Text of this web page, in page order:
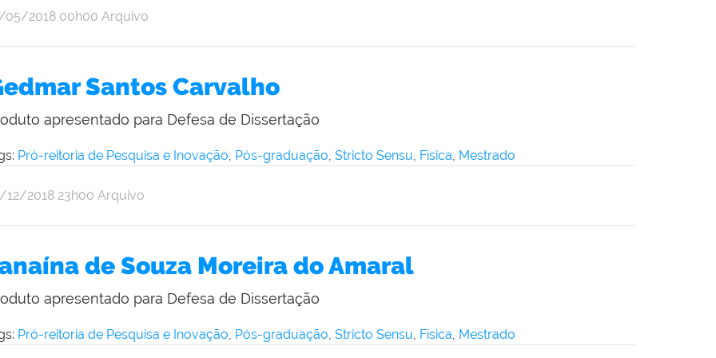
05/2018 00h00 Arquivo
Santos Carvalho
apresentado para Defesa de Dissertação
Pró-reitoria de Pesquisa e Inovação, Pós-graduação, Stricto Sensu, Física, Mestrado
12/2018 23h00 Arquivo
de Souza Moreira do Amaral
apresentado para Defesa de Dissertação
Pró-reitoria de Pesquisa e Inovação, Pós-graduação, Stricto Sensu, Física, Mestrado